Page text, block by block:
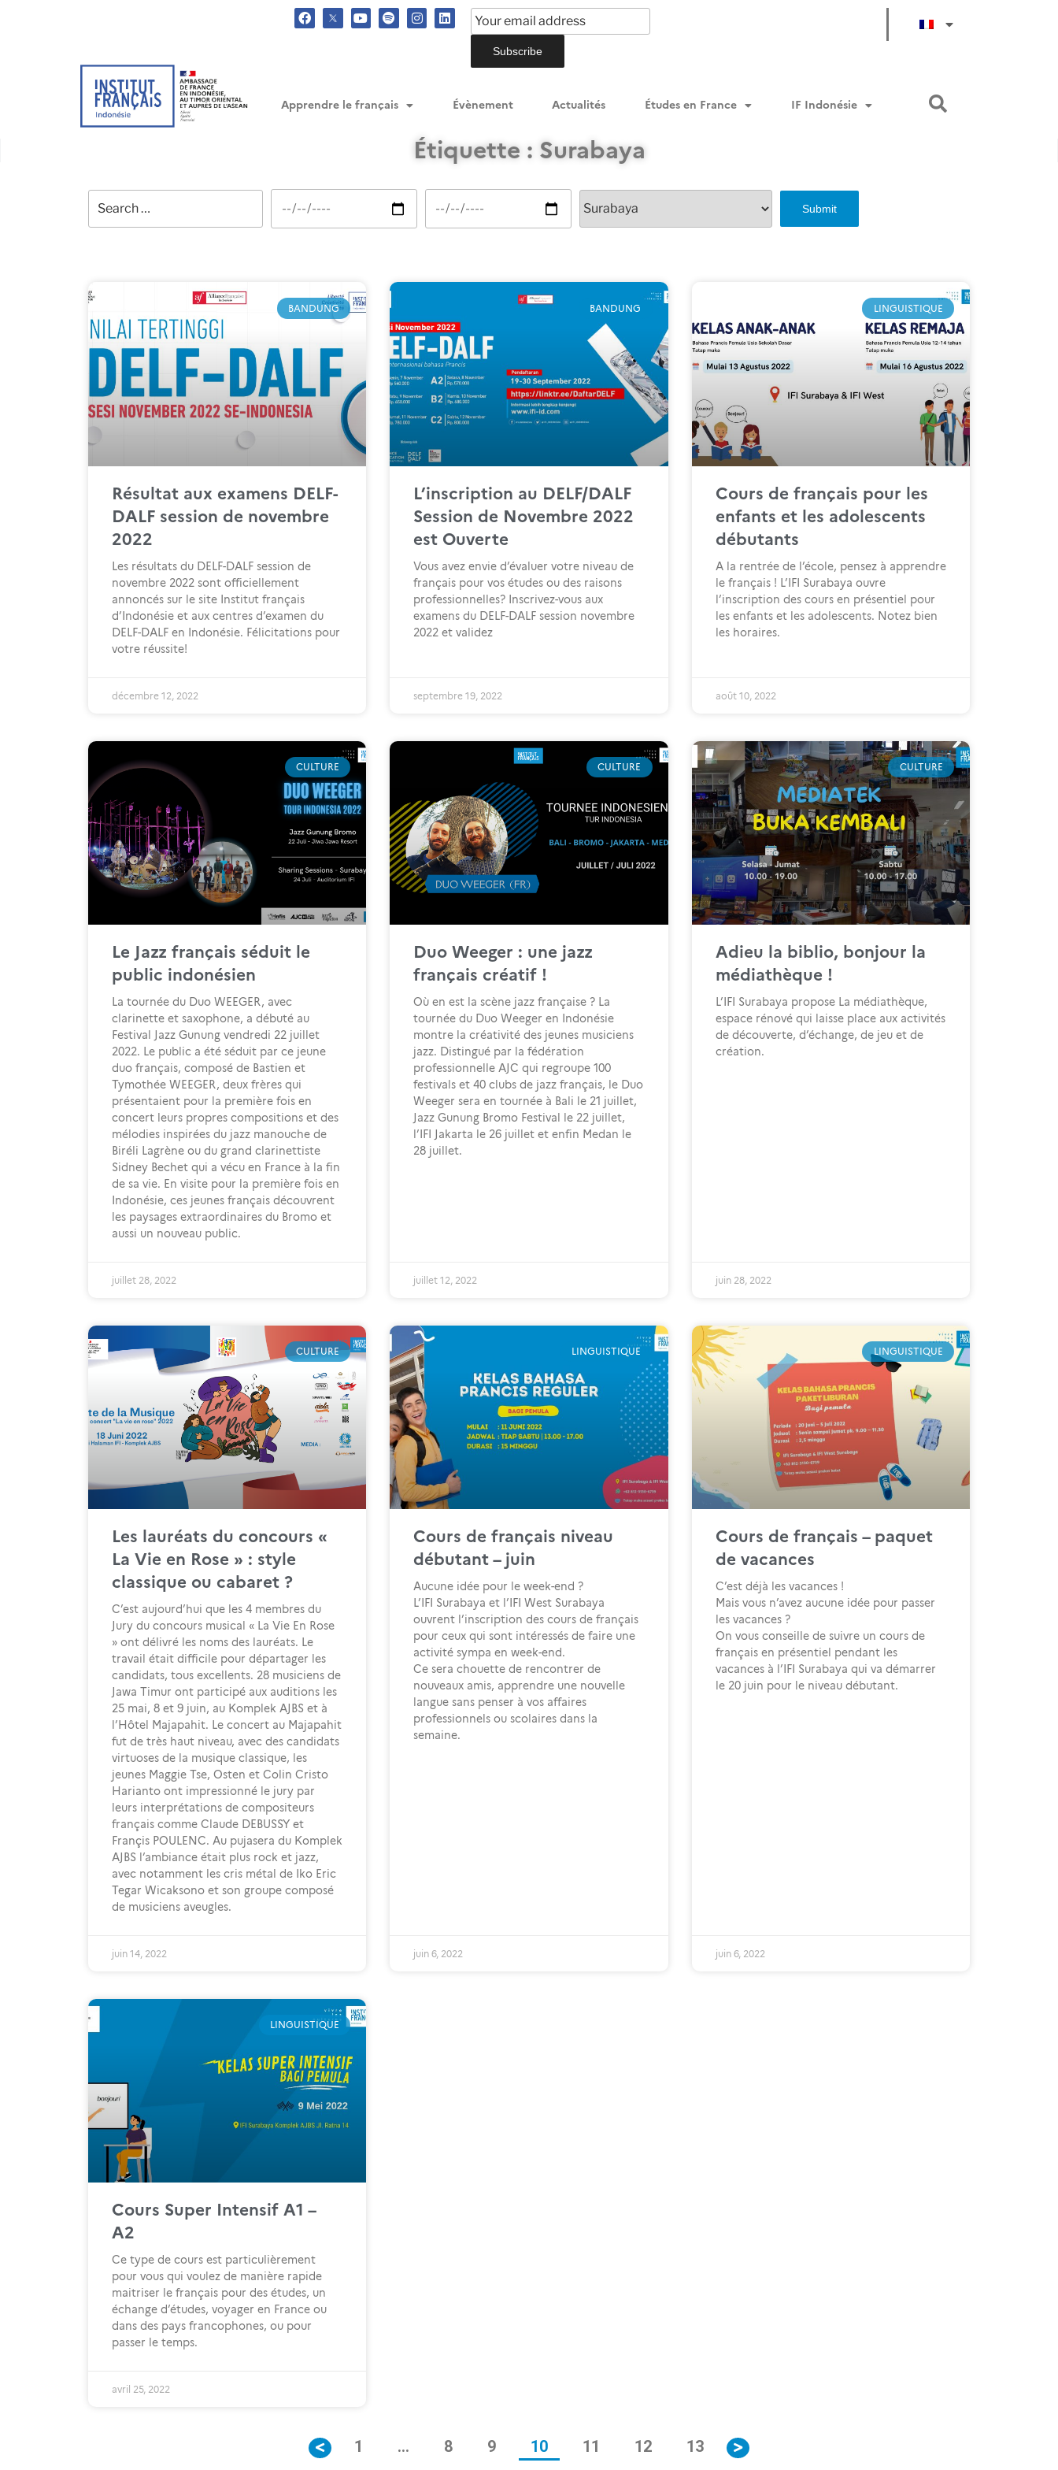
Apprendre le français Évènement Actualités Études en France IF Indonésie
Étiquette : Surabaya
BANDUNG
Résultat aux examens DELF-
DALF session de novembre
2022
Les résultats du DELF-DALF session de
novembre 2022 sont officiellement
annoncés sur le site Institut français
d’Indonésie et aux centres d’examen du
DELF-DALF en Indonésie. Félicitations pour
votre réussite!
décembre 12, 2022
BANDUNG
L’inscription au DELF/DALF
Session de Novembre 2022
est Ouverte
Vous avez envie d’évaluer votre niveau de
français pour vos études ou des raisons
professionnelles? Inscrivez-vous aux
examens du DELF-DALF session novembre
2022 et validez
septembre 19, 2022
LINGUISTIQUE
Cours de français pour les
enfants et les adolescents
débutants
A la rentrée de l’école, pensez à apprendre
le français ! L’IFI Surabaya ouvre
l’inscription des cours en présentiel pour
les enfants et les adolescents. Notez bien
les horaires.
août 10, 2022
CULTURE
Le Jazz français séduit le
public indonésien
La tournée du Duo WEEGER, avec
clarinette et saxophone, a débuté au
Festival Jazz Gunung vendredi 22 juillet
2022. Le public a été séduit par ce jeune
duo français, composé de Bastien et
Tymothée WEEGER, deux frères qui
présentaient pour la première fois en
concert leurs propres compositions et des
mélodies inspirées du jazz manouche de
Biréli Lagrène ou du grand clarinettiste
Sidney Bechet qui a vécu en France à la fin
de sa vie. En visite pour la première fois en
Indonésie, ces jeunes français découvrent
les paysages extraordinaires du Bromo et
aussi un nouveau public.
juillet 28, 2022
CULTURE
Duo Weeger : une jazz
français créatif !
Où en est la scène jazz française ? La
tournée du Duo Weeger en Indonésie
montre la créativité des jeunes musiciens
jazz. Distingué par la fédération
professionnelle AJC qui regroupe 100
festivals et 40 clubs de jazz français, le Duo
Weeger sera en tournée à Bali le 21 juillet,
Jazz Gunung Bromo Festival le 22 juillet,
l’IFI Jakarta le 26 juillet et enfin Medan le
28 juillet.
juillet 12, 2022
CULTURE
Adieu la biblio, bonjour la
médiathèque !
L’IFI Surabaya propose La médiathèque,
espace rénové qui laisse place aux activités
de découverte, d’échange, de jeu et de
création.
juin 28, 2022
CULTURE
Les lauréats du concours «
La Vie en Rose » : style
classique ou cabaret ?
C’est aujourd’hui que les 4 membres du
Jury du concours musical « La Vie En Rose
» ont délivré les noms des lauréats. Le
travail était difficile pour départager les
candidats, tous excellents. 28 musiciens de
Jawa Timur ont participé aux auditions les
25 mai, 8 et 9 juin, au Komplek AJBS et à
l’Hôtel Majapahit. Le concert au Majapahit
fut de très haut niveau, avec des candidats
virtuoses de la musique classique, les
jeunes Maggie Tse, Osten et Colin Cristo
Harianto ont impressionné le jury par
leurs interprétations de compositeurs
français comme Claude DEBUSSY et
Françis POULENC. Au pujasera du Komplek
AJBS l’ambiance était plus rock et jazz,
avec notamment les cris métal de Iko Eric
Tegar Wicaksono et son groupe composé
de musiciens aveugles.
juin 14, 2022
LINGUISTIQUE
Cours de français niveau
débutant – juin
Aucune idée pour le week-end ?
L’IFI Surabaya et l’IFI West Surabaya
ouvrent l’inscription des cours de français
pour ceux qui sont intéressés de faire une
activité sympa en week-end.
Ce sera chouette de rencontrer de
nouveaux amis, apprendre une nouvelle
langue sans penser à vos affaires
professionnels ou scolaires dans la
semaine.
juin 6, 2022
LINGUISTIQUE
Cours de français – paquet
de vacances
C’est déjà les vacances !
Mais vous n’avez aucune idée pour passer
les vacances ?
On vous conseille de suivre un cours de
français en présentiel pendant les
vacances à l’IFI Surabaya qui va démarrer
le 20 juin pour le niveau débutant.
juin 6, 2022
LINGUISTIQUE
Cours Super Intensif A1 –
A2
Ce type de cours est particulièrement
pour vous qui voulez de manière rapide
maitriser le français pour des études, un
échange d’études, voyager en France ou
dans des pays francophones, ou pour
passer le temps.
avril 25, 2022
1 … 8 9 10 11 12 13